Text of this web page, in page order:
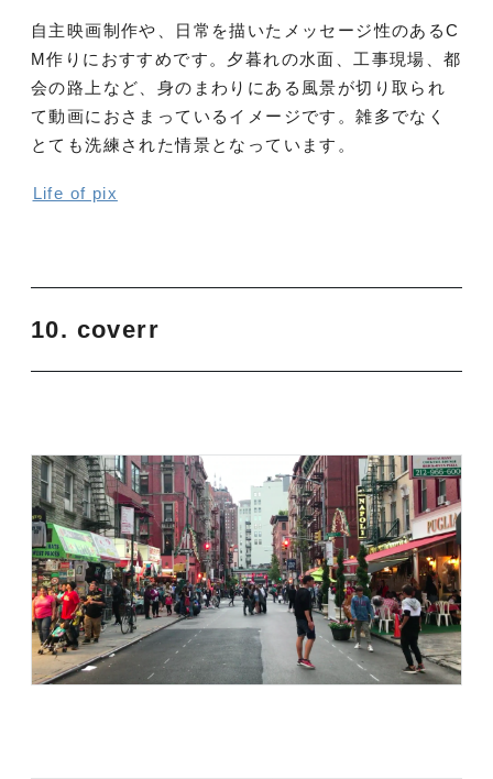
自主映画制作や、日常を描いたメッセージ性のあるC
M作りにおすすめです。夕暮れの水面、工事現場、都
会の路上など、身のまわりにある風景が切り取られ
て動画におさまっているイメージです。雑多でなく
とても洗練された情景となっています。
Life of pix
10. coverr